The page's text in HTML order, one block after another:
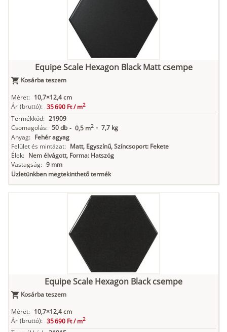
Equipe Scale Hexagon Black Matt csempe
Kosárba teszem
Méret: 10,7×12,4 cm
Ár (bruttó): 35 690 Ft /m2
Termékkód: 21909
Csomagolás: 50 db - 0,5 m2 - 7,7 kg
Anyag: Fehér agyag
Felület és mintázat: Matt, Egyszínű, Színcsoport: Fekete
Élek: Nem élvágott, Forma: Hatszög
Vastagság: 9 mm
Üzletünkben megtekinthető termék
Equipe Scale Hexagon Black csempe
Kosárba teszem
Méret: 10,7×12,4 cm
Ár (bruttó): 35 690 Ft /m2